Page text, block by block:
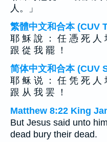
人。」
繁體中文和合本 (CUV
耶 穌 說 ： 任 憑 死 人
跟 從 我 罷 ！
简体中文和合本 (CUV
耶 稣 说 ： 任 凭 死 人
跟 从 我 罢 ！
Matthew 8:22 King
But Jesus said unto
dead bury their dead.